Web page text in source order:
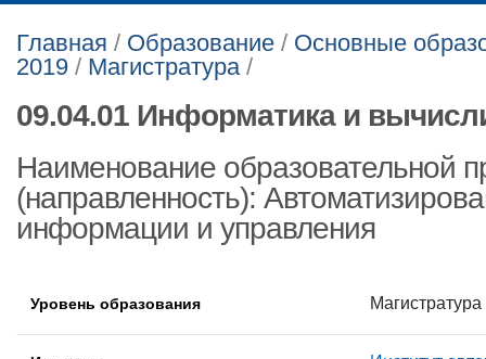
Главная / Образование / Основные
2019 / Магистратура/
09.04.01 Информатика и
Наименование образовательной
(направленность):
информации и управления
Уровень образования Магистратура